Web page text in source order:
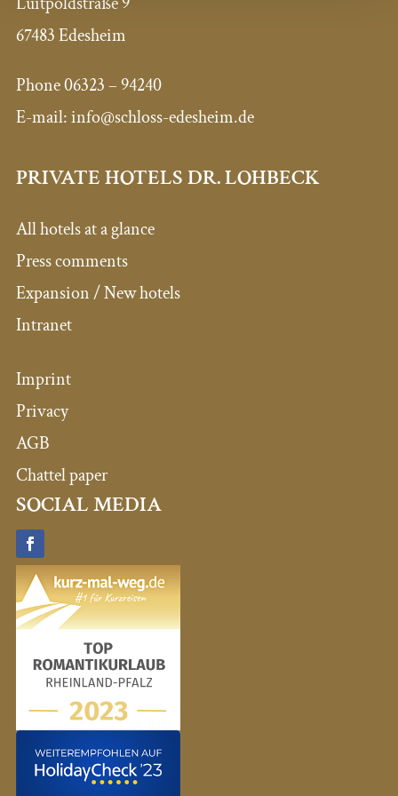
67483 Edesheim
Phone06323 – 94240
E-mail:info@schloss-edesheim.de
PRIVATE HOTELS DR. LOHBECK
All hotels at a glance
Press comments
Expansion / New hotels
Intranet
Imprint
Privacy
AGB
Chattel paper
SOCIAL MEDIA